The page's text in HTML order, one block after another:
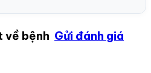
về bệnh Gửi đánh giá